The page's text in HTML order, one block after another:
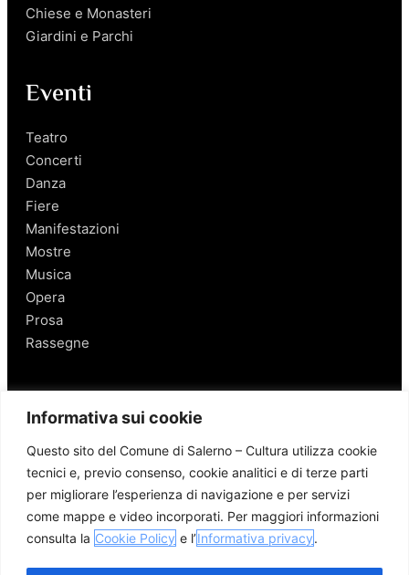
Informativa sui cookie
Questo sito del Comune di Salerno – Cultura utilizza cookie
tecnici e, previo consenso, cookie analitici e di terze parti
per migliorare l’esperienza di navigazione e per servizi
come mappe e video incorporati. Per maggiori informazioni
consulta la Cookie Policy e l’Informativa privacy.
Chiese e Monasteri
Giardini e Parchi
Eventi
Teatro
Concerti
Danza
Fiere
Manifestazioni
Mostre
Musica
Opera
Prosa
Rassegne
Salerno
Personaggi
Enogastronomia
Mobilità a Salerno
Luoghi nei Dintorni
Link utili